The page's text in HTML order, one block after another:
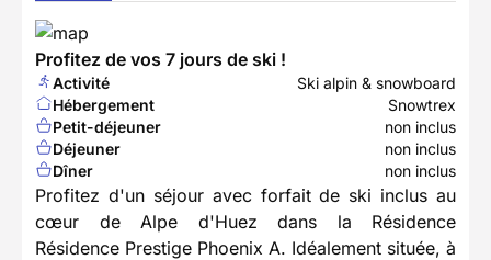
Profitez de vos 7 jours de ski !
Activité
Ski alpin & snowboard
Hébergement
Snowtrex
Petit-déjeuner
non inclus
Déjeuner
non inclus
Dîner
non inclus
Profitez d'un séjour avec forfait de ski inclus au
cœur de Alpe d'Huez dans la Résidence
Résidence Prestige Phoenix A. Idéalement située, à